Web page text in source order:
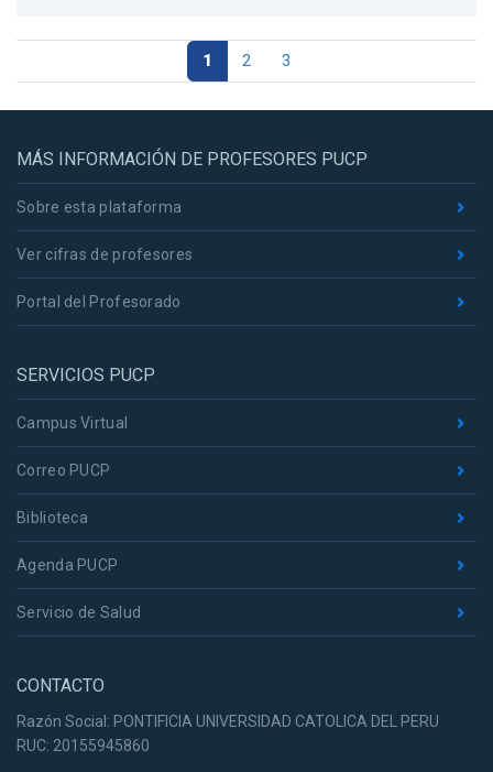
1 2 3
MÁS INFORMACIÓN DE PROFESORES PUCP
Sobre esta plataforma
Ver cifras de profesores
Portal del Profesorado
SERVICIOS PUCP
Campus Virtual
Correo PUCP
Biblioteca
Agenda PUCP
Servicio de Salud
CONTACTO
Razón Social: PONTIFICIA UNIVERSIDAD CATOLICA DEL PERU
RUC: 20155945860